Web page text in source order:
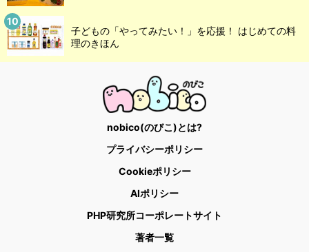
子どもの「やってみたい！」を応援！ はじめての料
理のきほん
nobico(のびこ)とは?
プライバシーポリシー
Cookieポリシー
AIポリシー
PHP研究所コーポレートサイト
著者一覧